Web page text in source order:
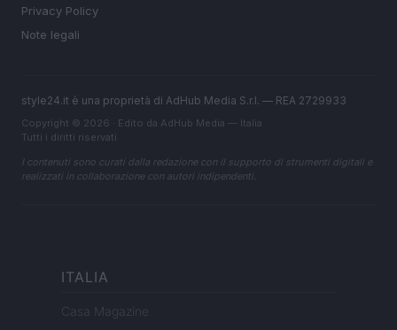
Privacy Policy
Note legali
style24.it è una proprietà di AdHub Media S.r.l. — REA 2729933
Copyright © 2026 · Edito da AdHub Media — Italia
Tutti i diritti riservati
I contenuti sono curati dalla redazione con il supporto di strumenti digitali e
realizzati in collaborazione con autori indipendenti.
ITALIA
Casa Magazine